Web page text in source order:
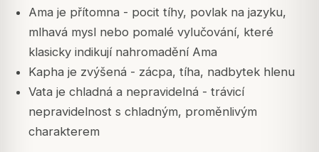
Ama je přítomna - pocit tíhy, povlak na jazyku,
mlhavá mysl nebo pomalé vylučování, které
klasicky indikují nahromadění Ama
Kapha je zvýšená - zácpa, tíha, nadbytek hlenu
Vata je chladná a nepravidelná - trávicí
nepravidelnost s chladným, proměnlivým
charakterem